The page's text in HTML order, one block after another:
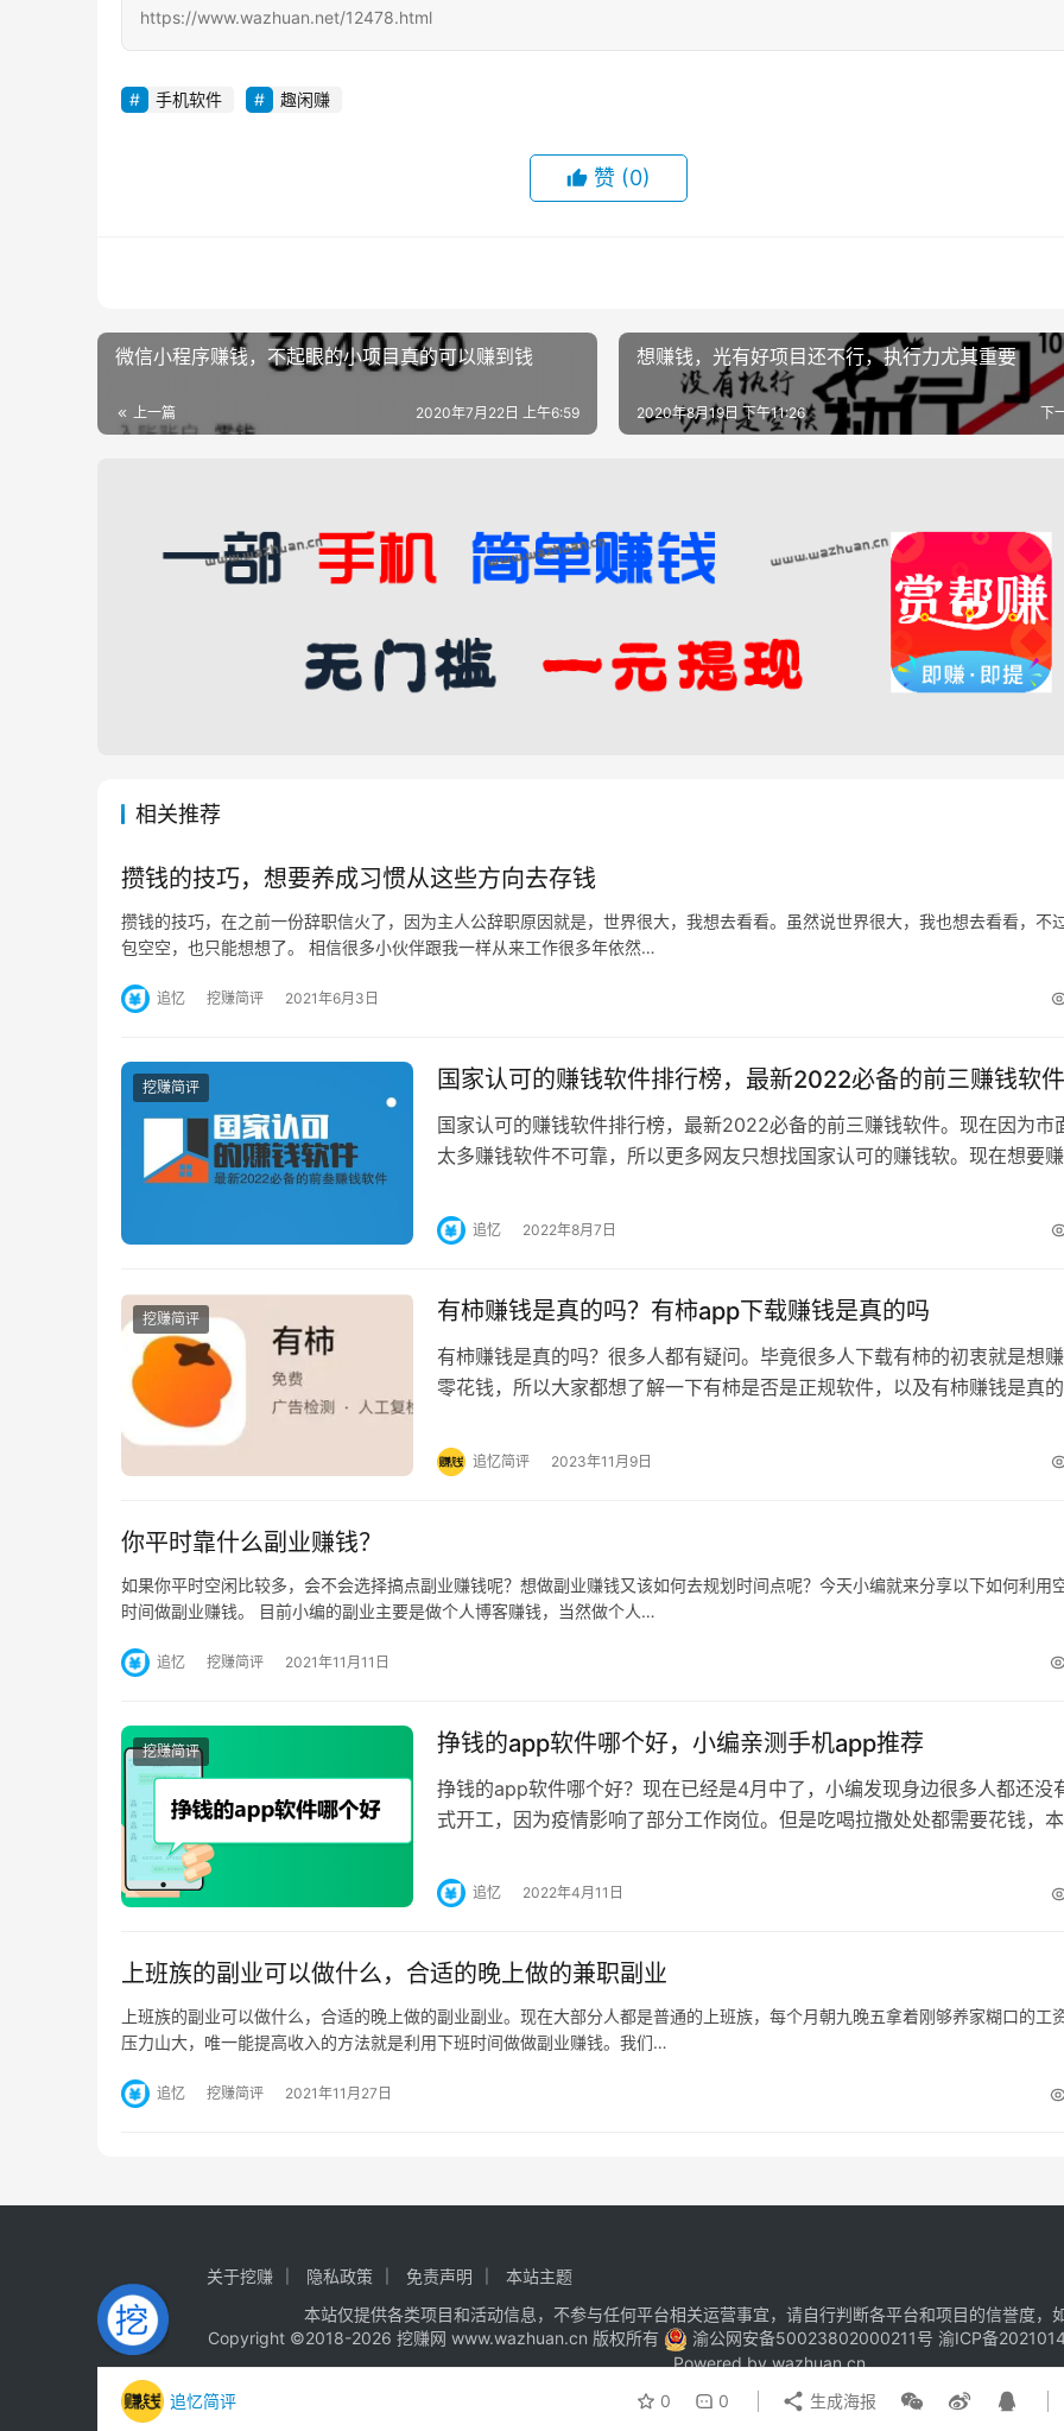
https://www.wazhuan.net/12478.html
手机软件 趣闲赚
赞 (0)
追忆简评 0 0 生成海报
微信小程序赚钱，不起眼的小项目真的可以赚到钱
上一篇 2020年7月22日 上午6:59
想赚钱，光有好项目还不行，执行力尤其重要
下
2020年8月19日 下午11:26
相关推荐
攒钱的技巧，想要养成习惯从这些方向去存钱
攒钱的技巧，在之前一份辞职信火了，因为主人公辞职原因就是，世界很大，我想去看看。虽然说世界很大，我也想去看看，不
包空空，也只能想想了。 相信很多小伙伴跟我一样从来工作很多年依然…
追忆 挖赚简评 2021年6月3日
挖赚简评 国家认可的赚钱软件排行榜，最新2022必备的前三赚钱软件
国家认可的赚钱软件排行榜，最新2022必备的前三赚钱软件。现在因为市
太多赚钱软件不可靠，所以更多网友只想找国家认可的赚钱软。现在想要
追忆 2022年8月7日
挖赚简评 有柿赚钱是真的吗？有柿app下载赚钱是真的吗
有柿赚钱是真的吗？很多人都有疑问。毕竟很多人下载有柿的初衷就是想
零花钱，所以大家都想了解一下有柿是否是正规软件，以及有柿赚钱是真的
追忆简评 2023年11月9日
你平时靠什么副业赚钱？
如果你平时空闲比较多，会不会选择搞点副业赚钱呢？想做副业赚钱又该如何去规划时间点呢？今天小编就来分享以下如何利用
时间做副业赚钱。 目前小编的副业主要是做个人博客赚钱，当然做个人…
追忆 挖赚简评 2021年11月11日
挖赚简评 挣钱的app软件哪个好，小编亲测手机app推荐
挣钱的app软件哪个好？现在已经是4月中了，小编发现身边很多人都还没
式开工，因为疫情影响了部分工作岗位。但是吃喝拉撒处处都需要花钱，
追忆 2022年4月11日
上班族的副业可以做什么，合适的晚上做的兼职副业
上班族的副业可以做什么，合适的晚上做的副业副业。现在大部分人都是普通的上班族，每个月朝九晚五拿着刚够养家糊口的工
压力山大，唯一能提高收入的方法就是利用下班时间做做副业赚钱。我们…
追忆 挖赚简评 2021年11月27日
关于挖赚 隐私政策 免责声明
本站主题
本站仅提供各类项目和活动信息，不参与任何平台相关运营事宜，请自行判断各平台和项目的信誉度，
Copyright ©2018-2026 挖赚网 www.wazhuan.cn 版权所有
渝公网安备50023802000211号 渝ICP备
Powered bywazhuan.cn